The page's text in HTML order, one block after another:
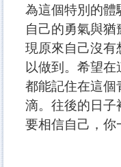
為這個特別的體
自己的勇氣與
現原來自己沒有
以做到。希望
都能記住在這個
滴。往後的日子
要相信自己，你